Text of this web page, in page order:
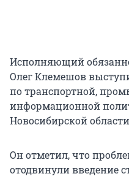
Исполняющий
Олег Клемешов
по транспортной,
информационной
Новосибирской
Он отметил, что
отодвинули введение